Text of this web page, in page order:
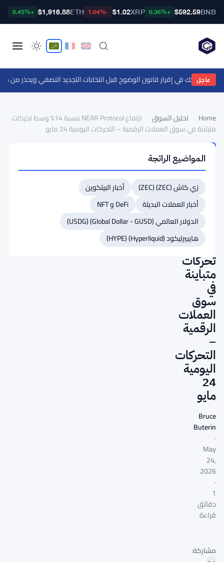
BNB
$592.59
+0.36%
XRP
$1.02
-1.04%
ETH
$1,916.88
+0.45%
عاجل
Home تحليل السوق
ارتفاع NEAR Protocol بنسبة 14% وسط تحركات
متباينة في سوق العملات الرقمية – التحركات اليومية 24 مايو
السوق
NEAR
Protocol
بنسبة
14%
تحركات
متباينة
في
سوق
العملات
الرقمية
–
التحركات
اليومية
24
مايو
Bruce
Buterin
·
May
24,
2026
·
1
دقائق
قراءة
مشاركة:
المواضيع الرائجة
زي كاش (ZEC) (ZEC)
أخبار البيتكوين
أخبار العملات البديلة
DeFi و NFT
الدولار العالمي (Global Dollar - GUSD) (USDG)
هايبيرليكود (Hyperliquid) (HYPE)